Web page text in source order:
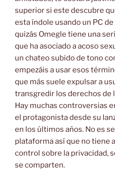
superior si este descubre
esta índole usando un PC
quizás Omegle tiene una
que ha asociado a acoso
un chateo subido de tono
empezáis a usar esos
que más suele expulsar a
transgredir los derechos de
Hay muchas controversias
el protagonista desde su
en los últimos años. No es
plataforma así que no tiene
control sobre la privacidad,
se comparten.